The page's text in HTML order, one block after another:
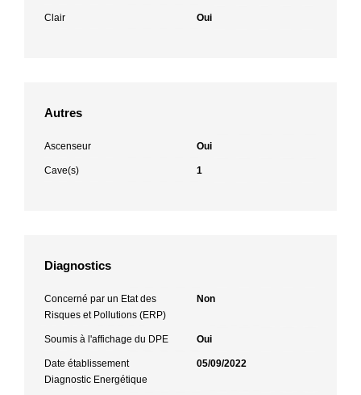
Clair Oui
Autres
Ascenseur Oui
Cave(s) 1
Diagnostics
Concerné par un Etat des
Risques et Pollutions (ERP)
Non
Soumis à l'affichage du DPE Oui
Date établissement
Diagnostic Energétique
05/09/2022